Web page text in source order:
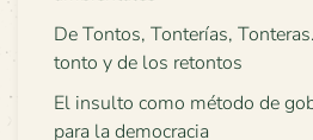
De Tontos, Tonterías,
tonto y de los retontos
El insulto como método de
para la democracia